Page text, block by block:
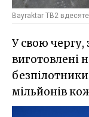
Bayraktar TB2
У свою чергу,
виготовлені
мільйонів